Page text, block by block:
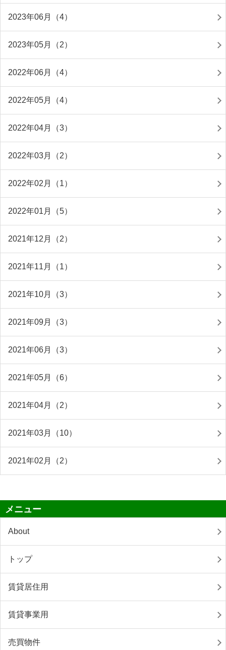
2023年06月（4）
2023年05月（2）
2022年06月（4）
2022年05月（4）
2022年04月（3）
2022年03月（2）
2022年02月（1）
2022年01月（5）
2021年12月（2）
2021年11月（1）
2021年10月（3）
2021年09月（3）
2021年06月（3）
2021年05月（6）
2021年04月（2）
2021年03月（10）
2021年02月（2）
メニュー
About
トップ
賃貸居住用
賃貸事業用
売買物件